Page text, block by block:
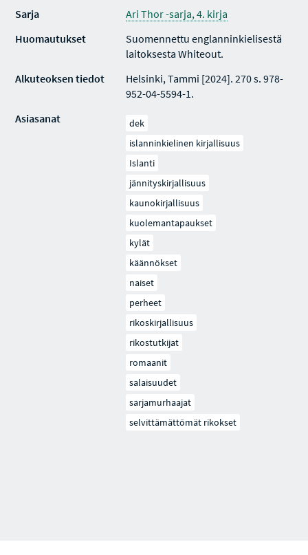
Sarja
Ari Thor -sarja, 4. kirja
Huomautukset
Suomennettu englanninkielisestä
laitoksesta Whiteout.
Alkuteoksen tiedot
Helsinki, Tammi [2024]. 270 s. 978-
952-04-5594-1.
Asiasanat
dek
islanninkielinen kirjallisuus
Islanti
jännityskirjallisuus
kaunokirjallisuus
kuolemantapaukset
kylät
käännökset
naiset
perheet
rikoskirjallisuus
rikostutkijat
romaanit
salaisuudet
sarjamurhaajat
selvittämättömät rikokset